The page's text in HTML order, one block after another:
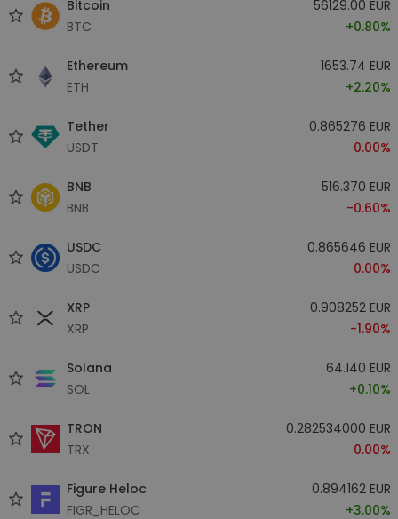
Bitcoin
BTC
56129.00 EUR
+0.80%
Ethereum
ETH
1653.74 EUR
+2.20%
Tether
USDT
0.865276 EUR
0.00%
BNB
BNB
516.370 EUR
-0.60%
USDC
USDC
0.865646 EUR
0.00%
XRP
XRP
0.908252 EUR
-1.90%
Solana
SOL
64.140 EUR
+0.10%
TRON
TRX
0.282534000 EUR
0.00%
Figure Heloc
FIGR_HELOC
0.894162 EUR
+3.00%